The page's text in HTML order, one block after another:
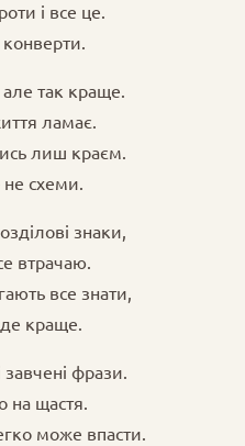
і все це.
конверти.
так краще.
ламає.
лиш краєм.
не схеми.
знаки,
втрачаю.
все знати,
краще.
завчені фрази.
на щастя.
може впасти.